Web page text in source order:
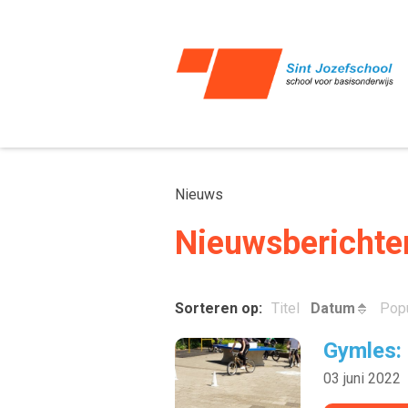
Nieuws
Sorteren op: Titel Datum
Gymles:
03 juni 2022